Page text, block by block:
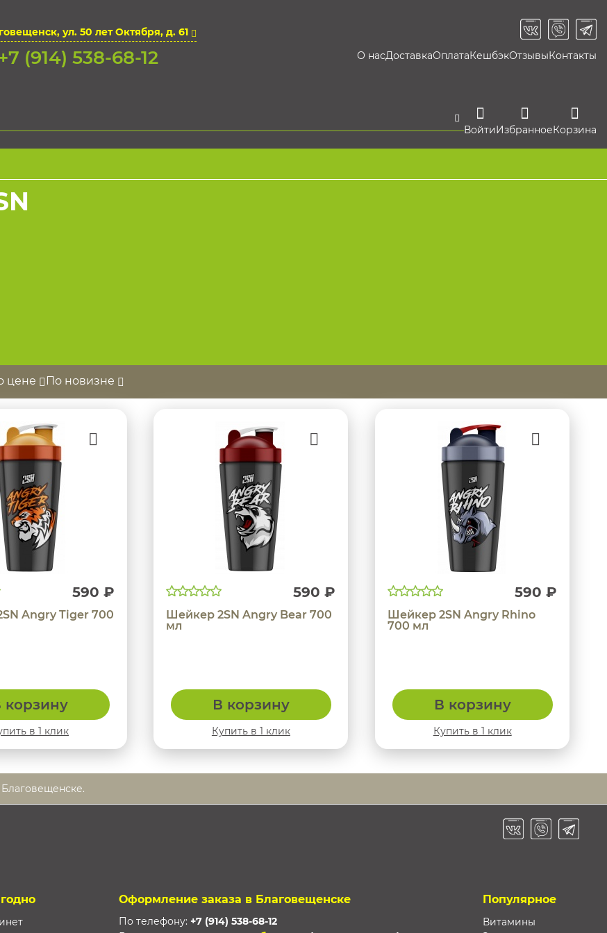
ул. 50 лет Октября, д. 61
(914) 538-68-12 О насДоставкаОплатаКешбэкОтзывыКонтакты
ВойтиИзбранноеКорзина
цене По новизне
590 ₽
Angry Tiger 700
корзину
в 1 клик
590 ₽
Шейкер 2SN Angry Bear 700
мл
В корзину
Купить в 1 клик
590 ₽
Шейкер 2SN Angry Rhino
700 мл
В корзину
Купить в 1 клик
Оформление заказа в Благовещенске
По телефону: +7 (914) 538-68-12
Популярное
Витамины